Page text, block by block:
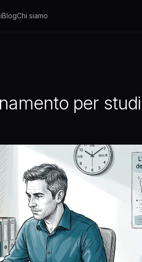
BlogChi siamo
per studi